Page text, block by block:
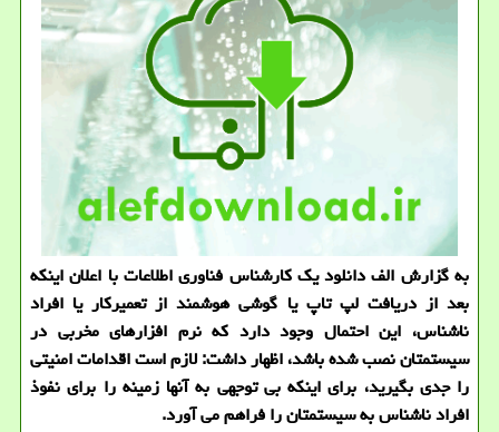
به گزارش الف دانلود یك كارشناس فناوری اطلاعات با اعلان اینكه
بعد از دریافت لپ تاپ یا گوشی هوشمند از تعمیركار یا افراد
ناشناس، این احتمال وجود دارد كه نرم افزارهای مخربی در
سیستمتان نصب شده باشد، اظهار داشت: لازم است اقدامات امنیتی
را جدی بگیرید، برای اینكه بی توجهی به آنها زمینه را برای نفوذ
افراد ناشناس به سیستمتان را فراهم می آورد.